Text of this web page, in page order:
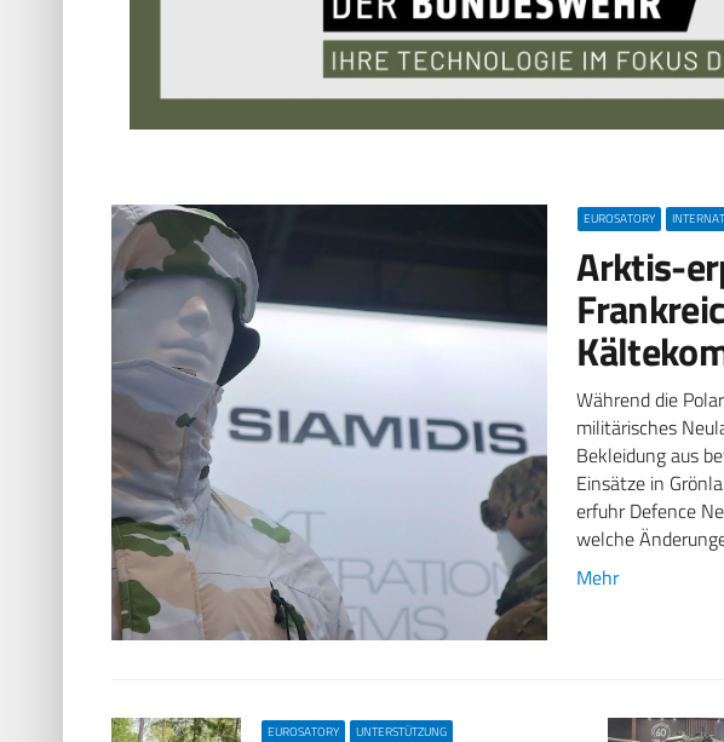
EUROSATORY
Arktis-
Während die
militärisches
Bekleidung aus
Einsätze in
erfuhr Defence
welche
Mehr
EUROSATORY UNTERSTÜTZUNG